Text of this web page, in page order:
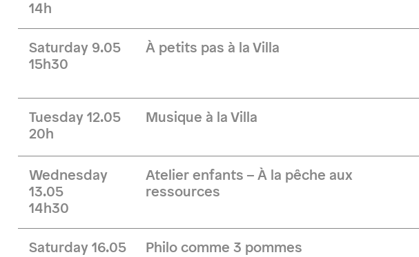
14h
Saturday 9.05
15h30
À petits pas à la Villa
Tuesday 12.05
20h
Musique à la Villa
Wednesday
13.05
14h30
Atelier enfants – À la pêche aux
ressources
Saturday 16.05
Philo comme 3 pommes